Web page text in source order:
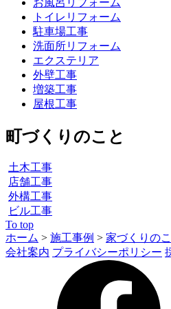
トイレリフォーム
駐車場工事
洗面所リフォーム
エクステリア
外壁工事
増築工事
屋根工事
町づくりのこと
土木工事
店舗工事
外構工事
ビル工事
To top
ホーム > 施工事例 > 家づくりの
会社案内 プライバシーポリシー